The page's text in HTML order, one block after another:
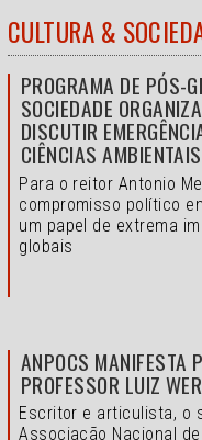
CULTURA &
PROGRAMA DE PÓS-
SOCIEDADE
DISCUTIR
CIÊNCIAS AMBIENTAIS
Para o reitor Antonio
compromisso político
um papel de extrema
globais
ANPOCS MANIFESTA
PROFESSOR LUIZ
Escritor e articulista, o
Associação Nacional